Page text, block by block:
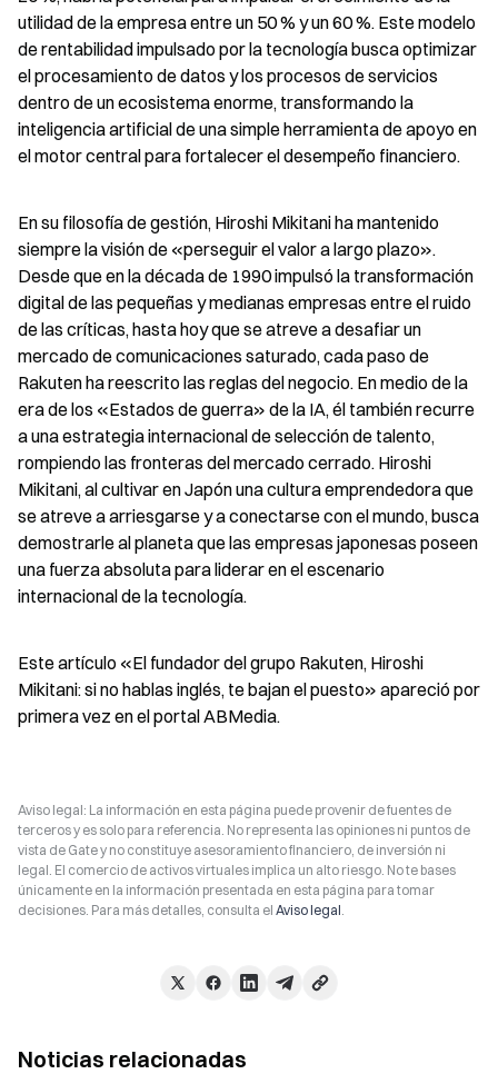
utilidad de la empresa entre un 50 % y un 60 %. Este modelo
de rentabilidad impulsado por la tecnología busca optimizar
el procesamiento de datos y los procesos de servicios
dentro de un ecosistema enorme, transformando la
inteligencia artificial de una simple herramienta de apoyo en
el motor central para fortalecer el desempeño financiero.
En su filosofía de gestión, Hiroshi Mikitani ha mantenido
siempre la visión de «perseguir el valor a largo plazo».
Desde que en la década de 1990 impulsó la transformación
digital de las pequeñas y medianas empresas entre el ruido
de las críticas, hasta hoy que se atreve a desafiar un
mercado de comunicaciones saturado, cada paso de
Rakuten ha reescrito las reglas del negocio. En medio de la
era de los «Estados de guerra» de la IA, él también recurre
a una estrategia internacional de selección de talento,
rompiendo las fronteras del mercado cerrado. Hiroshi
Mikitani, al cultivar en Japón una cultura emprendedora que
se atreve a arriesgarse y a conectarse con el mundo, busca
demostrarle al planeta que las empresas japonesas poseen
una fuerza absoluta para liderar en el escenario
internacional de la tecnología.
Este artículo «El fundador del grupo Rakuten, Hiroshi
Mikitani: si no hablas inglés, te bajan el puesto» apareció por
primera vez en el portal ABMedia.
Aviso legal: La información en esta página puede provenir de fuentes de
terceros y es solo para referencia. No representa las opiniones ni puntos de
vista de Gate y no constituye asesoramiento financiero, de inversión ni
legal. El comercio de activos virtuales implica un alto riesgo. No te bases
únicamente en la información presentada en esta página para tomar
decisiones. Para más detalles, consulta el Aviso legal.
Noticias relacionadas